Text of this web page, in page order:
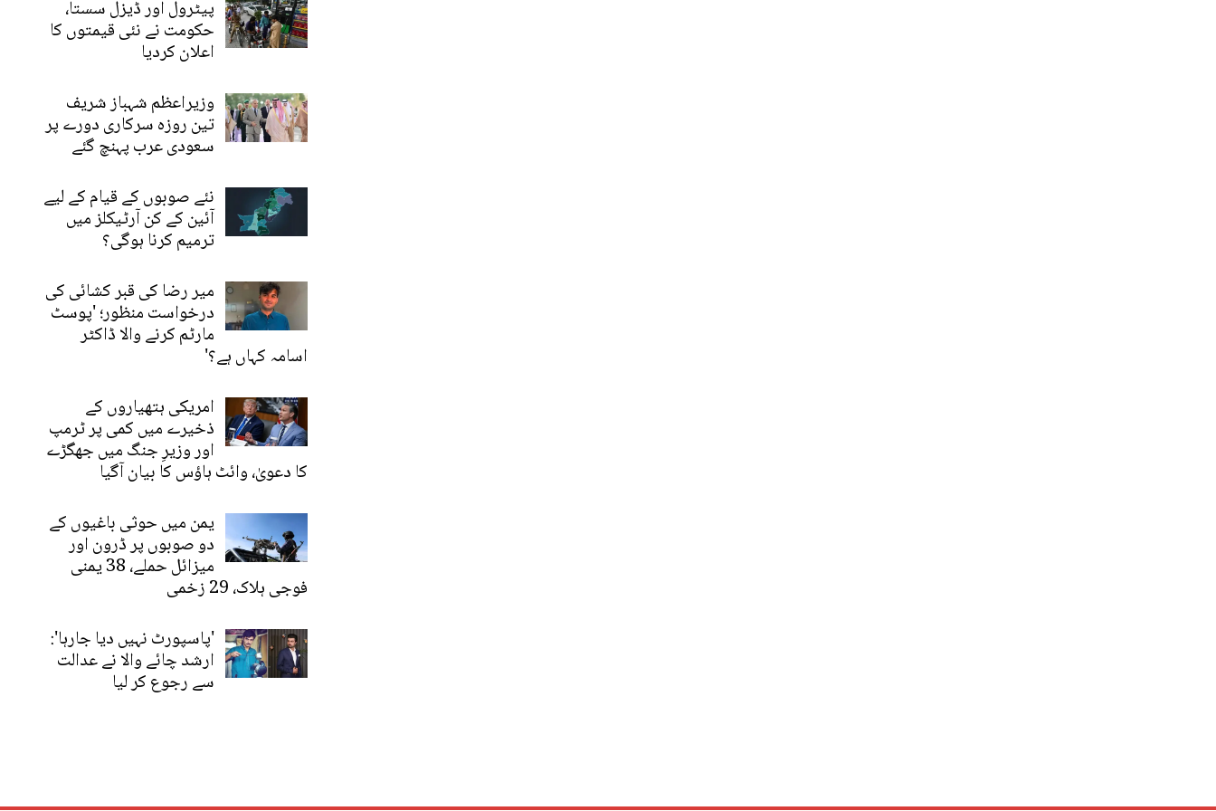
پیٹرول اور ڈیزل سستا،
حکومت نے نئی قیمتوں کا
اعلان کردیا
وزیراعظم شہباز شریف
تین روزہ سرکاری دورے پر
سعودی عرب پہنچ گئے
نئے صوبوں کے قیام کے لیے
آئین کے کن آرٹیکلز میں
ترمیم کرنا ہوگی؟
میر رضا کی قبر کشائی کی
درخواست منظور؛ 'پوسٹ
مارٹم کرنے والا ڈاکٹر
اسامہ کہاں ہے؟'
امریکی ہتھیاروں کے
ذخیرے میں کمی پر ٹرمپ
اور وزیرِ جنگ میں جھگڑے
کا دعویٰ، وائٹ ہاؤس کا بیان آگیا
یمن میں حوثی باغیوں کے
دو صوبوں پر ڈرون اور
میزائل حملے، 38 یمنی
فوجی ہلاک، 29 زخمی
'پاسپورٹ نہیں دیا جارہا':
ارشد چائے والا نے عدالت
سے رجوع کر لیا